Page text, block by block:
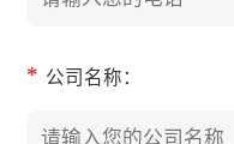
* 公司名称：